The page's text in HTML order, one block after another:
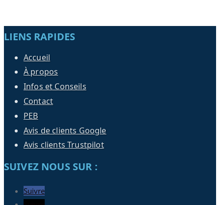
LIENS RAPIDES
Accueil
À propos
Infos et Conseils
Contact
PEB
Avis de clients Google
Avis clients Trustpilot
SUIVEZ NOUS SUR :
Suivre